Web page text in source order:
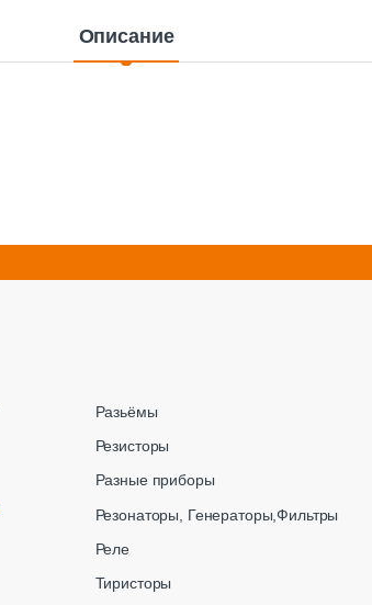
Описание
Разьёмы
Резисторы
Разные приборы
Резонаторы, Генераторы,Фильтры
Реле
Тиристоры